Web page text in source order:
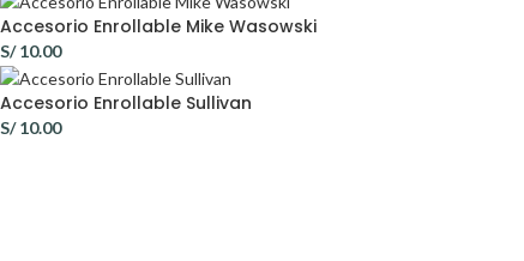
Accesorio Enrollable Mike Wasowski
S/10.00
Accesorio Enrollable Sullivan
S/10.00